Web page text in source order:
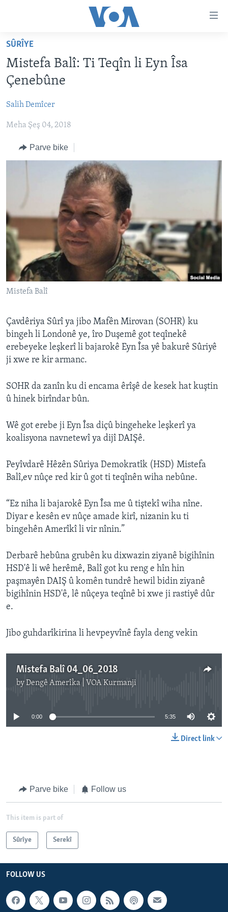
Yekser
naveroka
serekî
Yekser
here
serekî
Yekser
DESTPÊK
FOTO GALERÎ
RADYO
HEVPEYVÎN
HERÊMÊN KURDAN
AMERÎKA
TIRKÎYE
SÛRÎYE
ÎRAQ
ROJHILATA NAVÎN
CÎHAN
ÇAND Û HUNER
SERNIVÎS
SORANÎ
FOLLOW US
SÛRÎYE
Mistefa Balî: Ti Teqîn li Eyn Îsa
Çenebûne
Salih Demîcer
Meha Şeş 04, 2018
Parve bike
Mistefa Balî
Çavdêriya Sûrî ya jibo Mafên Mirovan (SOHR) ku
bingeh li Londonê ye, îro Duşemê got teqînekê
erebeyeke leşkerî li bajarokê Eyn Îsa yê bakurê Sûriyê
ji xwe re kir armanc.
SOHR da zanîn ku di encama êrîşê de kesek hat kuştin
û hinek birîndar bûn.
Wê got erebe ji Eyn Îsa diçû bingeheke leşkerî ya
koalisyona navnetewî ya dijî DAIŞê.
Peyîvdarê Hêzên Sûriya Demokratîk (HSD) Mistefa
Balî,ev nûçe red kir û got ti teqînên wiha nebûne.
“Ez niha li bajarokê Eyn Îsa me û tiştekî wiha nîne.
Diyar e kesên ev nûçe amade kirî, nizanin ku ti
bingehên Amerîkî li vir nînin.”
Derbarê hebûna grubên ku dixwazin ziyanê bigihînin
HSD'ê li wê herêmê, Balî got ku reng e hîn hin
paşmayên DAIŞ û komên tundrê hewil bidin ziyanê
bigihînin HSD'ê, lê nûçeya teqînê bi xwe ji rastiyê dûr
e.
Jibo guhdarîkirina li hevpeyvînê fayla deng vekin
Mistefa Balî 04_06_2018
byDengê Amerîka | VOA Kurmanji
No media source currently available
0:00 5:35
Direct link
Parve bike Follow us
This item is part of
Sûrîye Serekî
FOLLOW US